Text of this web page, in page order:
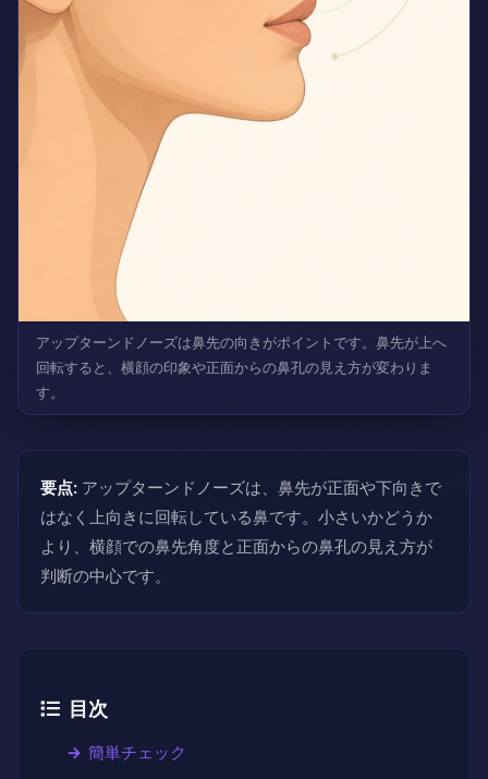
アップターンドノーズは鼻先の向きがポイントです。鼻先が上へ
回転すると、横顔の印象や正面からの鼻孔の見え方が変わりま
す。
要点: アップターンドノーズは、鼻先が正面や下向きで
はなく上向きに回転している鼻です。小さいかどうか
より、横顔での鼻先角度と正面からの鼻孔の見え方が
判断の中心です。
目次
簡単チェック